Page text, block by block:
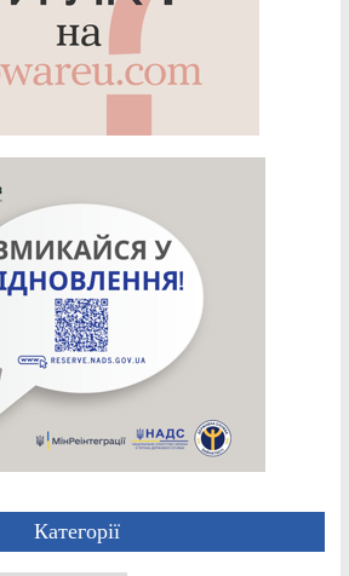
Категорії